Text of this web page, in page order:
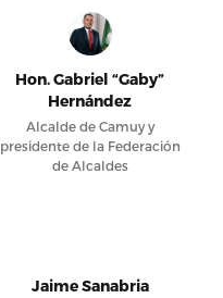
Hon. Gabriel “Gaby”
Hernández
Alcalde de Camuy y
presidente de la Federación
de Alcaldes
Jaime Sanabria